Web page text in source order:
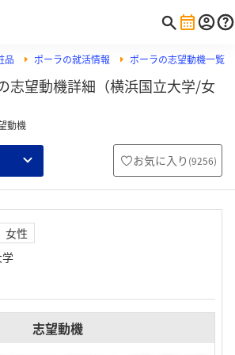
品 ポーラの就活情報 ポーラの志望動機一覧
志望動機詳細（横浜国立大学/女
動機
お気に入り (9256)
女性
志望動機